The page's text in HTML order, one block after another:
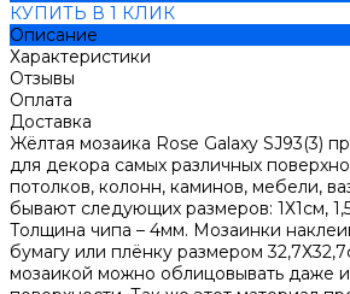
КУПИТЬ В 1 КЛИК
Описание
Характеристики
Отзывы
Оплата
Доставка
Жёлтая мозаика Rose Galaxy SJ93(3)
для декора самых различных
потолков, колонн, каминов, мебели,
бывают следующих размеров: 1Х1см,
Толщина чипа – 4мм. Мозаинки
бумагу или плёнку размером
мозаикой можно облицовывать даже